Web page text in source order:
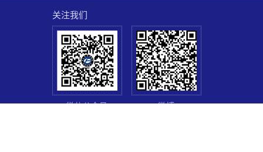
关注我们
微信公众号 微博